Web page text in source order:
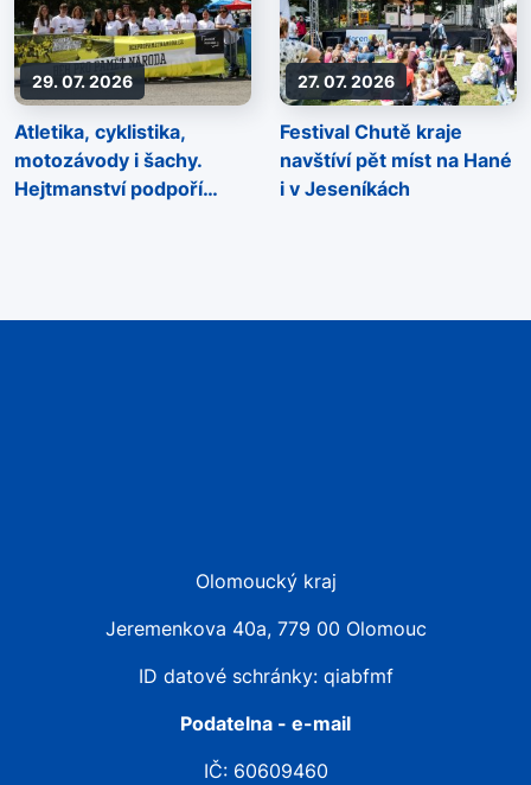
29. 07. 2026
Atletika, cyklistika,
motozávody i šachy.
Hejtmanství podpoří
27. 07. 2026
Festival Chutě kraje
navštíví pět míst na Hané
i v Jeseníkách
Olomoucký kraj
Jeremenkova 40a, 779 00 Olomouc
ID datové schránky: qiabfmf
Podatelna - e-mail
IČ: 60609460